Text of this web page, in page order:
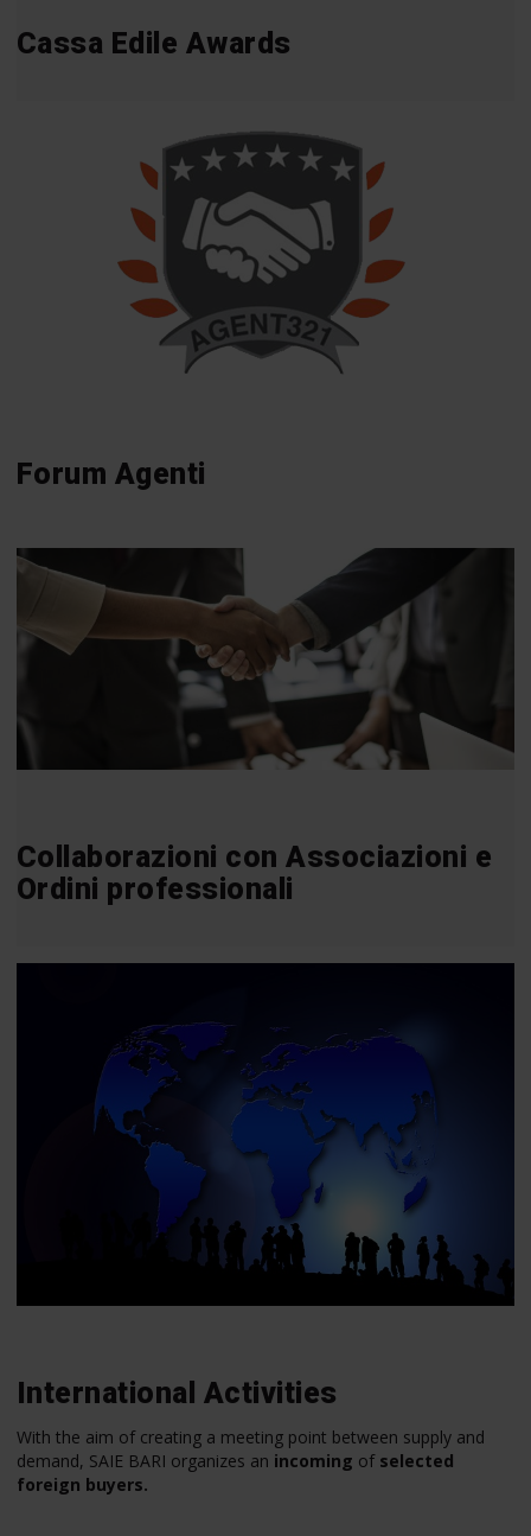
Cassa Edile Awards
Forum Agenti
Collaborazioni con Associazioni e
Ordini professionali
International Activities
With the aim of creating a meeting point between supply and
demand, SAIE BARI organizes an incoming of selected
foreign buyers.